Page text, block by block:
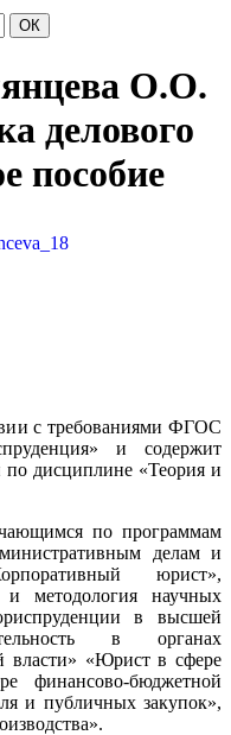
ОК
О.О.
делового
пособие
с требованиями ФГОС
и содержит
по дисциплине «Теория и
по программам
делам и
юрист»,
методология научных
в высшей
в органах
власти» «Юрист в сфере
финансово-бюджетной
и публичных закупок»,